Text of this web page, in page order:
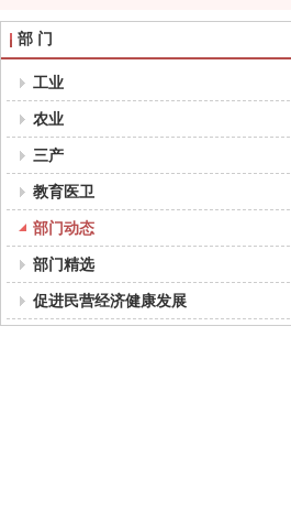
部 门
工业
农业
三产
教育医卫
部门动态
部门精选
促进民营经济健康发展